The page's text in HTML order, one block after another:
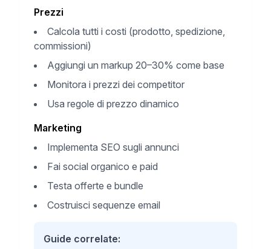
Prezzi
Calcola tutti i costi (prodotto, spedizione,
commissioni)
Aggiungi un markup 20–30% come base
Monitora i prezzi dei competitor
Usa regole di prezzo dinamico
Marketing
Implementa SEO sugli annunci
Fai social organico e paid
Testa offerte e bundle
Costruisci sequenze email
Guide correlate: